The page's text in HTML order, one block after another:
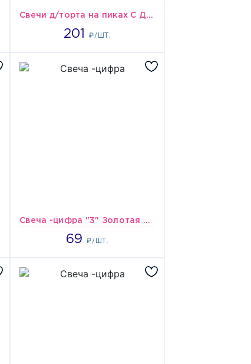
Свечи д/торта на пиках С ДНЕМ РОЖДЕНИЯ/V
201₽/ШТ.
201
Свеча -цифра "3" Золотая 8см/V
69₽/ШТ.
69